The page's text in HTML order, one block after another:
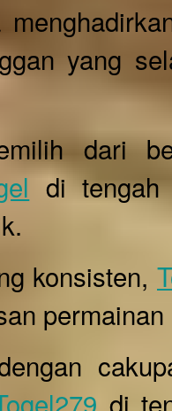
yang
dari
di tengah
konsisten,
di